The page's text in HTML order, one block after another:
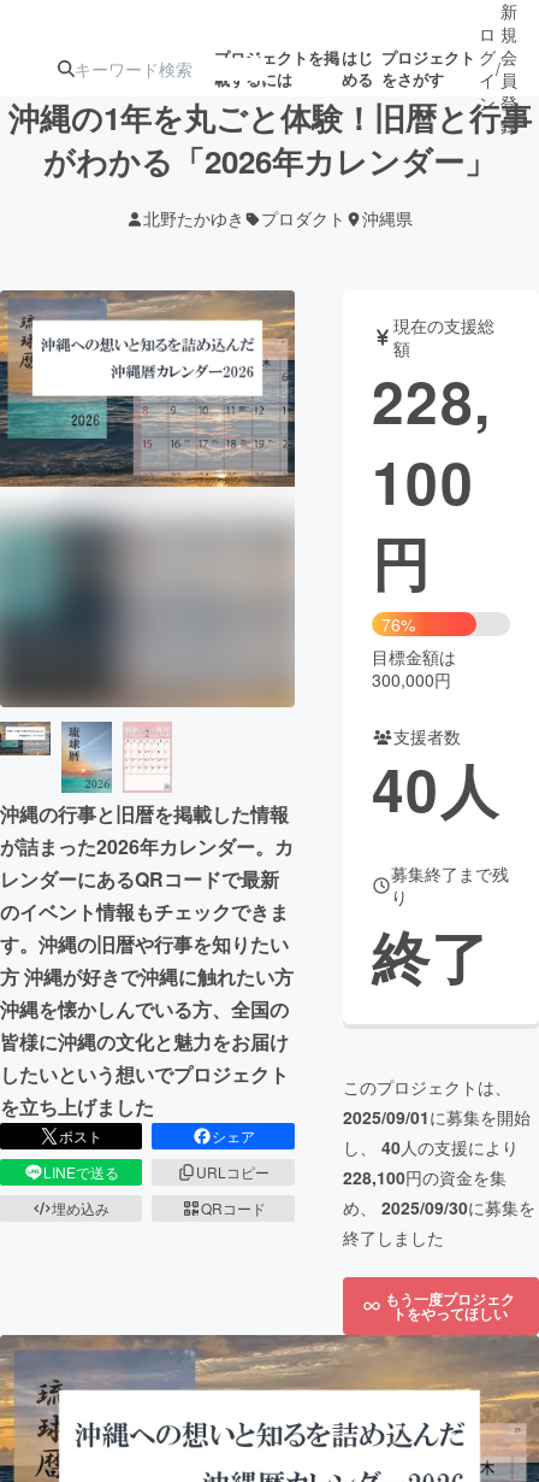
プロジェクトを掲
載するには
はじ
める
プロジェクト
をさがす
注目のリ
ターン
注目の新着プロ
ジェクト
募集終了が近いプ
ロジェクト
アート・写真 音楽
テクノロジー・ガジェット ゲーム・サ
映像・映画
ビジネス・起業
CAMPFIRE Creation
CAMPFIREふるさと納税
コミュニティ
ロ
グ
イ
ン
/
新
規
会
員
登
録
沖縄の1年を丸ごと体験！旧暦と行事
がわかる「2026年カレンダー」
北野たかゆき プロダクト 沖縄県
沖縄の行事と旧暦を掲載した情報
が詰まった2026年カレンダー。カ
レンダーにあるQRコードで最新
のイベント情報もチェックできま
す。沖縄の旧暦や行事を知りたい
方 沖縄が好きで沖縄に触れたい方
沖縄を懐かしんでいる方、全国の
皆様に沖縄の文化と魅力をお届け
したいという想いでプロジェクト
を立ち上げました
ポスト
シェア
LINEで送る
URLコピー
埋め込み
QRコード
現在の支援総
額
228,
100
円
76%
目標金額は
300,000円
支援者数
40人
募集終了まで残
り
終了
このプロジェクトは、
2025/09/01に募集を開始
し、 40人の支援により
228,100円の資金を集
め、 2025/09/30に募集を
終了しました
もう一度プロジェク
トをやってほしい